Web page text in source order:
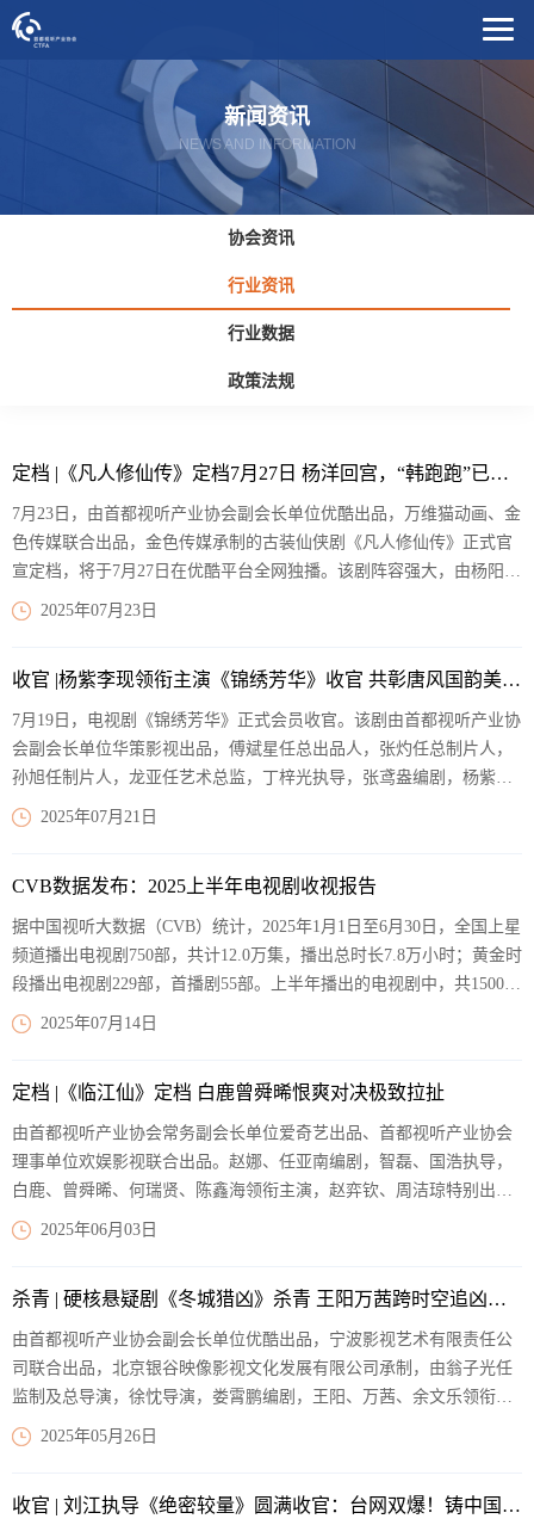
新闻资讯
NEWS AND INFORMATION
协会资讯
行业资讯
行业数据
政策法规
定档 |《凡人修仙传》定档7月27日 杨洋回宫，“韩跑跑”已就位
7月23日，由首都视听产业协会副会长单位优酷出品，万维猫动画、金
色传媒联合出品，金色传媒承制的古装仙侠剧《凡人修仙传》正式官
宣定档，将于7月27日在优酷平台全网独播。该剧阵容强大，由杨阳担
任导演，王裕仁、贾东岩担任总编剧，杨洋领衔主演，金晨、汪铎、
2025年07月23日
收官 |杨紫李现领衔主演《锦绣芳华》收官 共彰唐风国韵美学体系
7月19日，电视剧《锦绣芳华》正式会员收官。该剧由首都视听产业协
会副会长单位华策影视出品，傅斌星任总出品人，张灼任总制片人，
孙旭任制片人，龙亚任艺术总监，丁梓光执导，张鸢盎编剧，杨紫、
李现领衔主演，魏哲鸣特邀主演，张雅钦、涂松岩、管乐主演，许龄
2025年07月21日
CVB数据发布：2025上半年电视剧收视报告
据中国视听大数据（CVB）统计，2025年1月1日至6月30日，全国上星
频道播出电视剧750部，共计12.0万集，播出总时长7.8万小时；黄金时
段播出电视剧229部，首播剧55部。上半年播出的电视剧中，共1500余
集收视率超2%、200余集收视率超3%，均高于去年同期。
2025年07月14日
定档 |《临江仙》定档 白鹿曾舜晞恨爽对决极致拉扯
由首都视听产业协会常务副会长单位爱奇艺出品、首都视听产业协会
理事单位欢娱影视联合出品。赵娜、任亚南编剧，智磊、国浩执导，
白鹿、曾舜晞、何瑞贤、陈鑫海领衔主演，赵弈钦、周洁琼特别出
演，梁永棋、赵昭仪等主演的恨爱反转仙侠剧《临江仙》定档6月6
爱恨拉扯的故事。【阅读全文】
2025年06月03日
杀青 | 硬核悬疑剧《冬城猎凶》杀青 王阳万茜跨时空追凶揭开双案迷局
由首都视听产业协会副会长单位优酷出品，宁波影视艺术有限责任公
司联合出品，北京银谷映像影视文化发展有限公司承制，由翁子光任
监制及总导演，徐忱导演，娄霄鹏编剧，王阳、万茜、余文乐领衔主
演，赵阳、张澍、尹文萱主演，李纯、太保特别出演，谭耀文友情出
越13年的时间间隔，上演一段双时间线的硬核追凶故事。
【阅读全
2025年05月26日
收官 | 刘江执导《绝密较量》圆满收官：台网双爆！铸中国式现代谍战新标杆